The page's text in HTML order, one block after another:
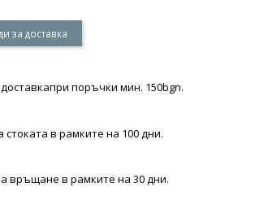
за доставка
поръчки мин. 150bgn.
в рамките на 100 дни.
връщане в рамките на 30 дни.